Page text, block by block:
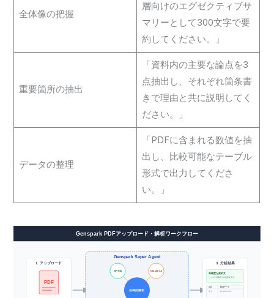
全体像の把握
層向けのエグゼクティブサ
マリーとして300文字で要
約してください。」
重要箇所の抽出
「資料内の主要な論点を3
点抽出し、それぞれ箇条書
きで理由と共に説明してく
ださい。」
データの整理
「PDFに含まれる数値を抽
出し、比較可能なテーブル
形式で出力してくださ
い。」